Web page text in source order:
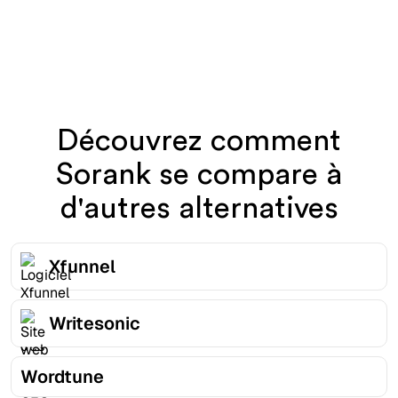
Découvrez comment
Sorank se compare à
d'autres alternatives
Xfunnel
Writesonic
Wordtune